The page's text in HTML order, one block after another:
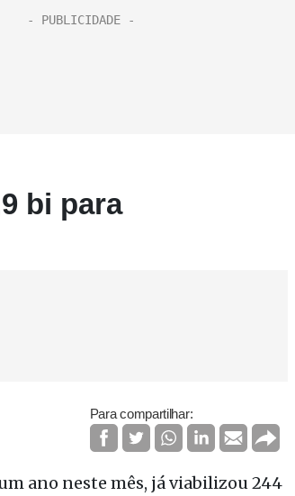
bi para
Para compartilhar:
ano neste mês, já viabilizou 244